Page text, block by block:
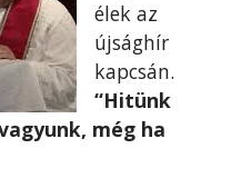
élek az
újsághír
kapcsán.
“Hitünk
még ha